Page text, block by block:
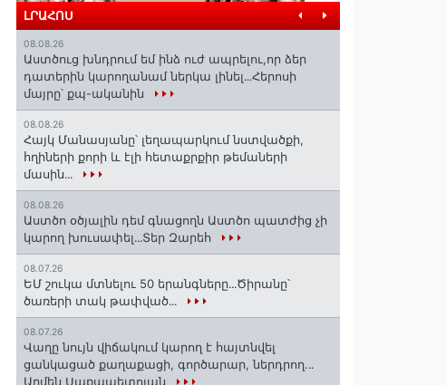
ԼՐԱՀՈՍ
08.08.26
Աստծուց խնդրում եմ ինձ ուժ ապրելու,որ ձեր
դատերին կարողանամ ներկա լինել․․․Հերոսի
մայրը՝ քպ-ականին
08.08.26
Հայկ Մանասյանը՝ լեղապարկում նստվածքի,
հղիների քորի և էլի հետաքրքիր թեմաների
մասին․․․
08.08.26
Աստծո օծյալին դեմ գնացողն Աստծո պատժից չի
կարող խուսափել․․․Տեր Զարեհ
08.07.26
ԵՄ շուկա մտնելու 50 երանգները․․․Ծիրանը՝
ծառերի տակ թափված․․․
08.07.26
Վաղը նույն վիճակում կարող է հայտնվել
ցանկացած քաղաքացի, գործարար, ներդրող.․․
Արմեն Սաքապետոյան